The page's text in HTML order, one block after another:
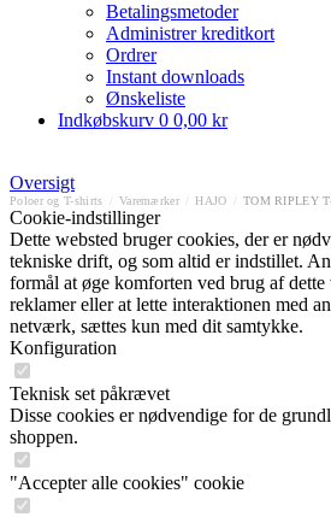
Betalingsmetoder
Administrer kreditkort
Ordrer
Instant downloads
Ønskeliste
Indkøbskurv 0 0,00 kr
Oversigt
Poloer og T-shirts Varemærker HAJO TOM RIPLEY
Cookie-indstillinger
Dette websted bruger cookies, der er
tekniske drift, og som altid er indstillet.
formål at øge komforten ved brug af dette
reklamer eller at lette interaktionen med
netværk, sættes kun med dit samtykke.
Konfiguration
Teknisk set påkrævet
Disse cookies er nødvendige for de
shoppen.
"Accepter alle cookies" cookie